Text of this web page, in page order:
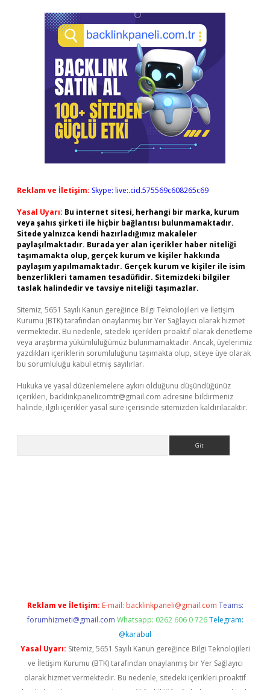
Reklam ve İletişim: Skype: live:.cid.575569c608265c69
Yasal Uyarı: Bu internet sitesi, herhangi bir marka, kurum
veya şahıs şirketi ile hiçbir bağlantısı bulunmamaktadır.
Sitede yalnızca kendi hazırladığımız makaleler
paylaşılmaktadır. Burada yer alan içerikler haber niteliği
taşımamakta olup, gerçek kurum ve kişiler hakkında
paylaşım yapılmamaktadır. Gerçek kurum ve kişiler ile isim
benzerlikleri tamamen tesadüfidir. Sitemizdeki bilgiler
taslak halindedir ve tavsiye niteliği taşımazlar.
Sitemiz, 5651 Sayılı Kanun gereğince Bilgi Teknolojileri ve İletişim
Kurumu (BTK) tarafından onaylanmış bir Yer Sağlayıcı olarak hizmet
vermektedir. Bu nedenle, sitedeki içerikleri proaktif olarak denetleme
veya araştırma yükümlülüğümüz bulunmamaktadır. Ancak, üyelerimiz
yazdıkları içeriklerin sorumluluğunu taşımakta olup, siteye üye olarak
bu sorumluluğu kabul etmiş sayılırlar.
Hukuka ve yasal düzenlemelere aykırı olduğunu düşündüğünüz
içerikleri, backlinkpanelicomtr@gmail.com adresine bildirmeniz
halinde, ilgili içerikler yasal süre içerisinde sitemizden kaldırılacaktır.
Reklam ve İletişim: E-mail: backlinkpaneli@gmail.com Teams:
forumhizmeti@gmail.com Whatsapp: 0262 606 0 726 Telegram:
@karabul
Yasal Uyarı: Sitemiz, 5651 Sayılı Kanun gereğince Bilgi Teknolojileri
ve İletişim Kurumu (BTK) tarafından onaylanmış bir Yer Sağlayıcı
olarak hizmet vermektedir. Bu nedenle, sitedeki içerikleri proaktif